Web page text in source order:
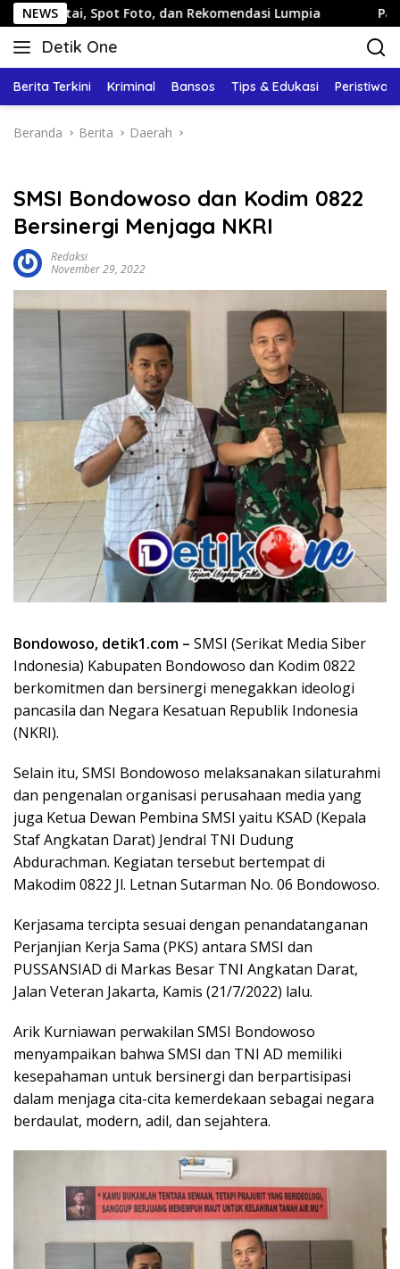
Langsung
ke
konten
NEWS
Foto, dan Rekomendasi Lumpia Panduan Wisata
Detik One
Tajam
Fakta
Berita Terkini Kriminal Bansos Tips & Edukasi Peristiwa
Beranda Berita Daerah
SMSI Bondowoso dan Kodim 0822
Bersinergi Menjaga NKRI
Redaksi
November 29, 2022
Bondowoso, detik1.com – SMSI (Serikat Media Siber
Indonesia) Kabupaten Bondowoso dan Kodim 0822
berkomitmen dan bersinergi menegakkan ideologi
pancasila dan Negara Kesatuan Republik Indonesia
(NKRI).
Selain itu, SMSI Bondowoso melaksanakan silaturahmi
dan pengenalan organisasi perusahaan media yang
juga Ketua Dewan Pembina SMSI yaitu KSAD (Kepala
Staf Angkatan Darat) Jendral TNI Dudung
Abdurachman. Kegiatan tersebut bertempat di
Makodim 0822 Jl. Letnan Sutarman No. 06 Bondowoso.
Kerjasama tercipta sesuai dengan penandatanganan
Perjanjian Kerja Sama (PKS) antara SMSI dan
PUSSANSIAD di Markas Besar TNI Angkatan Darat,
Jalan Veteran Jakarta, Kamis (21/7/2022) lalu.
Arik Kurniawan perwakilan SMSI Bondowoso
menyampaikan bahwa SMSI dan TNI AD memiliki
kesepahaman untuk bersinergi dan berpartisipasi
dalam menjaga cita-cita kemerdekaan sebagai negara
berdaulat, modern, adil, dan sejahtera.